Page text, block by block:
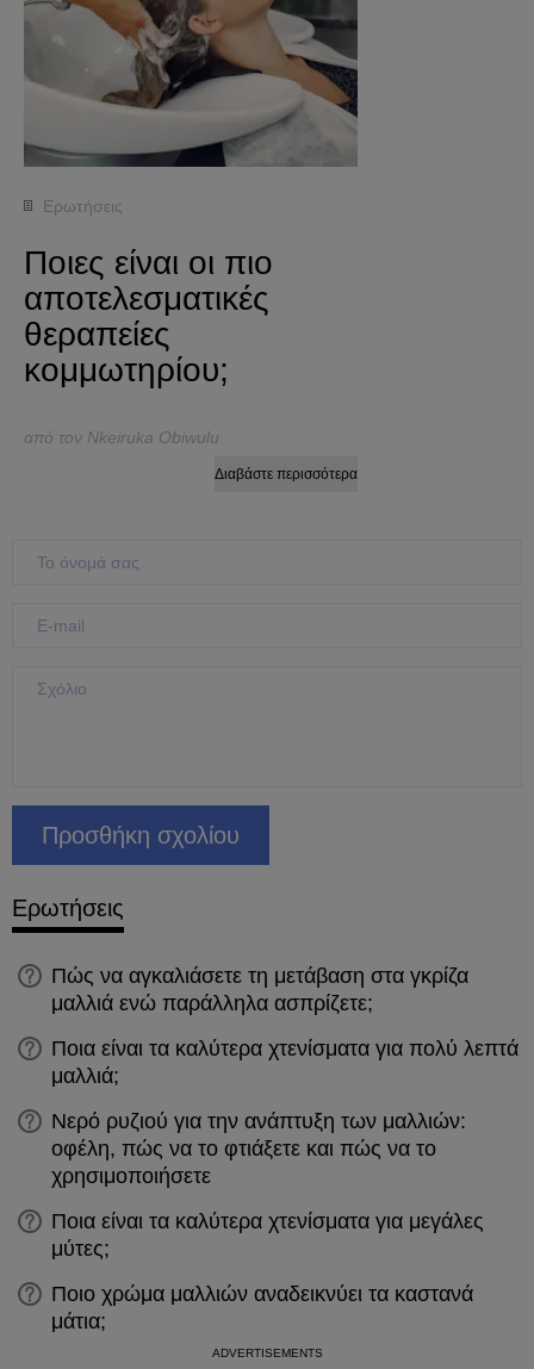
Ερωτήσεις
Ποιες είναι οι πιο
αποτελεσματικές
θεραπείες
κομμωτηρίου;
από τον Nkeiruka Obiwulu
Διαβάστε περισσότερα
Ερωτήσεις
Πώς να αγκαλιάσετε τη μετάβαση στα γκρίζα
μαλλιά ενώ παράλληλα ασπρίζετε;
Ποια είναι τα καλύτερα χτενίσματα για πολύ λεπτά
μαλλιά;
Νερό ρυζιού για την ανάπτυξη των μαλλιών:
οφέλη, πώς να το φτιάξετε και πώς να το
χρησιμοποιήσετε
Ποια είναι τα καλύτερα χτενίσματα για μεγάλες
μύτες;
Ποιο χρώμα μαλλιών αναδεικνύει τα καστανά
μάτια;